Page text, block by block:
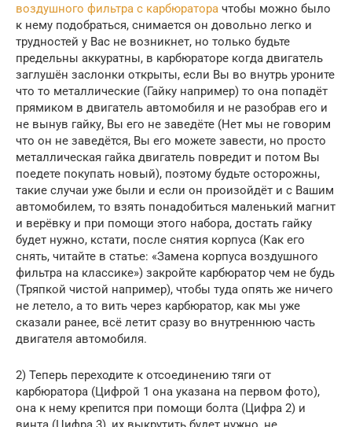
воздушного фильтра с карбюратора чтобы можно было
к нему подобраться, снимается он довольно легко и
трудностей у Вас не возникнет, но только будьте
предельны аккуратны, в карбюраторе когда двигатель
заглушён заслонки открыты, если Вы во внутрь уроните
что то металлические (Гайку например) то она попадёт
прямиком в двигатель автомобиля и не разобрав его и
не вынув гайку, Вы его не заведёте (Нет мы не говорим
что он не заведётся, Вы его можете завести, но просто
металлическая гайка двигатель повредит и потом Вы
поедете покупать новый), поэтому будьте осторожны,
такие случаи уже были и если он произойдёт и с Вашим
автомобилем, то взять понадобиться маленький магнит
и верёвку и при помощи этого набора, достать гайку
будет нужно, кстати, после снятия корпуса (Как его
снять, читайте в статье: «Замена корпуса воздушного
фильтра на классике») закройте карбюратор чем не будь
(Тряпкой чистой например), чтобы туда опять же ничего
не летело, а то вить через карбюратор, как мы уже
сказали ранее, всё летит сразу во внутреннюю часть
двигателя автомобиля.
2) Теперь переходите к отсоединению тяги от
карбюратора (Цифрой 1 она указана на первом фото),
она к нему крепится при помощи болта (Цифра 2) и